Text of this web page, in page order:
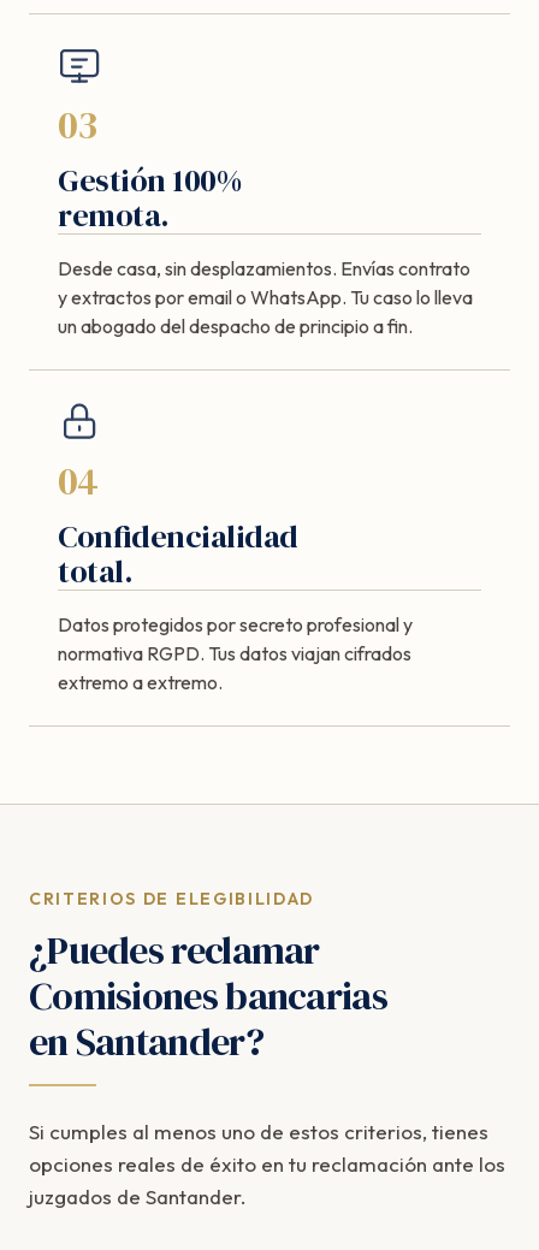
03
Gestión 100%
remota.
Desde casa, sin desplazamientos. Envías contrato
y extractos por email o WhatsApp. Tu caso lo lleva
un abogado del despacho de principio a fin.
04
Confidencialidad
total.
Datos protegidos por secreto profesional y
normativa RGPD. Tus datos viajan cifrados
extremo a extremo.
CRITERIOS DE ELEGIBILIDAD
¿Puedes reclamar
Comisiones bancarias
en Santander?
Si cumples al menos uno de estos criterios, tienes
opciones reales de éxito en tu reclamación ante los
juzgados de Santander.